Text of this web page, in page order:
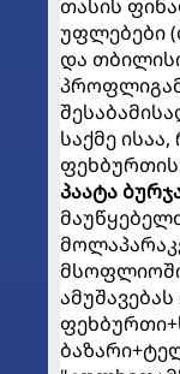
თასის
უფლებები
და
საქმე
პაატა